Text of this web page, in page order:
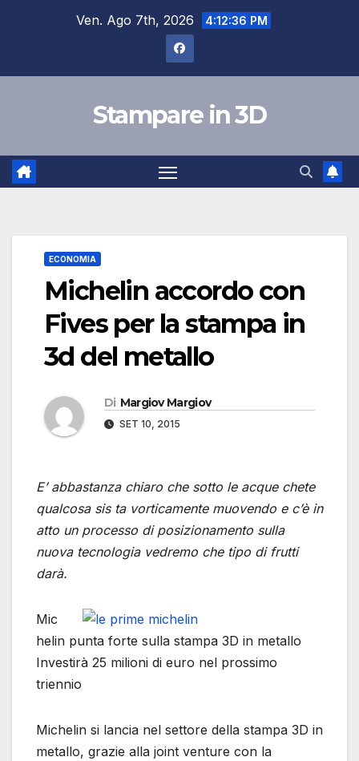
Ven. Ago 7th, 2026 4:12:36 PM
Stampare in 3D
ECONOMIA
Michelin accordo con
Fives per la stampa in
3d del metallo
Di Margiov Margiov
SET 10, 2015
E’ abbastanza chiaro che sotto le acque chete
qualcosa sis ta vorticamente muovendo e c’è in
atto un processo di posizionamento sulla
nuova tecnologia vedremo che tipo di frutti
darà.
Mic
helin punta forte sulla stampa 3D in metallo
Investirà 25 milioni di euro nel prossimo
triennio
Michelin si lancia nel settore della stampa 3D in
metallo, grazie alla joint venture con la